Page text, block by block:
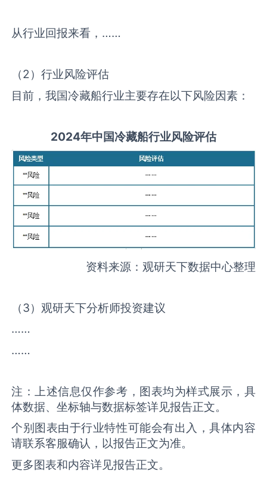
从行业回报来看，……
（2）行业风险评估
目前，我国冷藏船行业主要存在以下风险因素：
2024年中国冷藏船行业风险评估
资料来源：观研天下数据中心整理
（3）观研天下分析师投资建议
……
……
注：上述信息仅作参考，图表均为样式展示，具
体数据、坐标轴与数据标签详见报告正文。
个别图表由于行业特性可能会有出入，具体内容
请联系客服确认，以报告正文为准。
更多图表和内容详见报告正文。